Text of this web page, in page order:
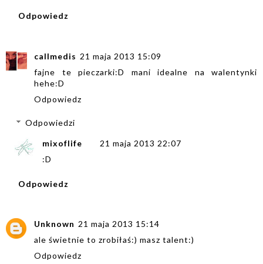
Odpowiedz
callmedis 21 maja 2013 15:09
fajne te pieczarki:D mani idealne na walentynki
hehe:D
Odpowiedz
Odpowiedzi
mixoflife
21 maja 2013 22:07
:D
Odpowiedz
Unknown 21 maja 2013 15:14
ale świetnie to zrobiłaś:) masz talent:)
Odpowiedz